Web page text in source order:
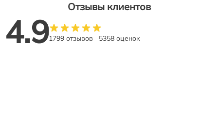
Отзывы клиентов
4.91799 отзывов 5358 оценок